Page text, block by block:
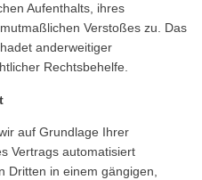
Aufenthalts, ihres
Verstoßes zu. Das
anderweitiger
Rechtsbehelfe.
auf Grundlage Ihrer
Vertrags automatisiert
Dritten in einem gängigen,